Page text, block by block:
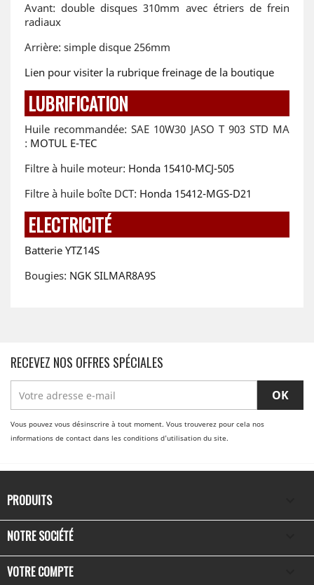
Avant: double disques 310mm avec étriers de frein
radiaux
Arrière: simple disque 256mm
Lien pour visiter la rubrique freinage de la boutique
LUBRIFICATION
Huile recommandée: SAE 10W30 JASO T 903 STD MA
: MOTUL E-TEC
Filtre à huile moteur: Honda 15410-MCJ-505
Filtre à huile boîte DCT: Honda 15412-MGS-D21
ELECTRICITÉ
Batterie YTZ14S
Bougies: NGK SILMAR8A9S
RECEVEZ NOS OFFRES SPÉCIALES
Vous pouvez vous désinscrire à tout moment. Vous trouverez pour cela nos
informations de contact dans les conditions d'utilisation du site.
PRODUITS
NOTRE SOCIÉTÉ
VOTRE COMPTE